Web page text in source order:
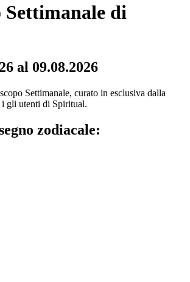
Settimanale di
al 09.08.2026
Settimanale, curato in esclusiva dalla
i gli utenti di Spiritual.
zodiacale: